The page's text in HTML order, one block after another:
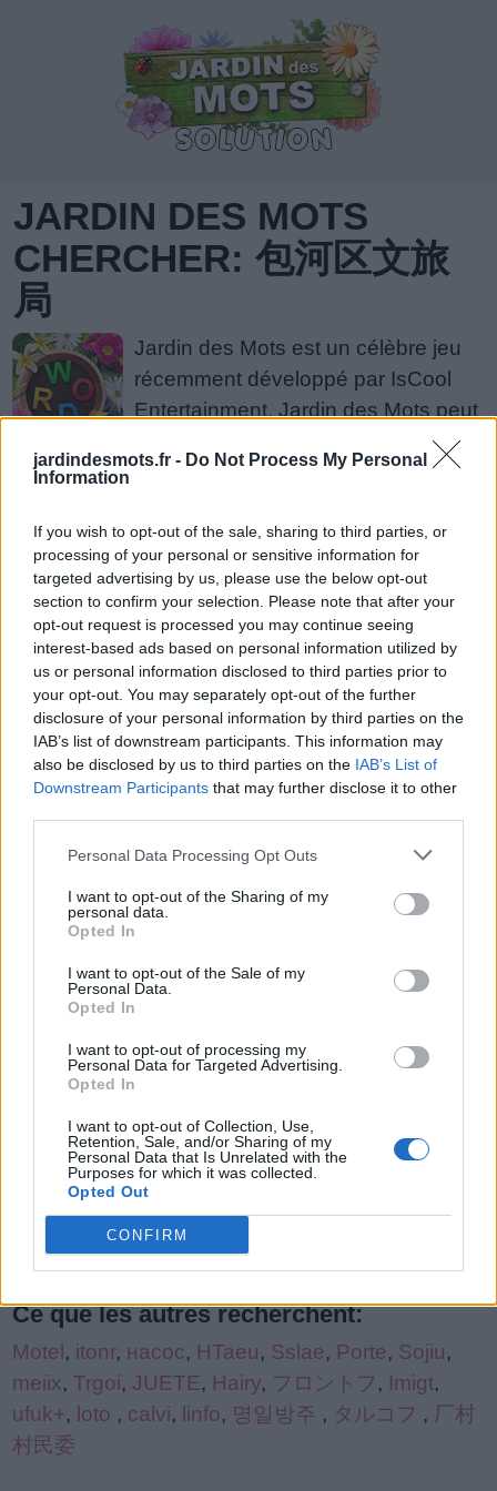
jardindesmots.fr - Do Not Process My Personal
Information
If you wish to opt-out of the sale, sharing to third parties, or
processing of your personal or sensitive information for
targeted advertising by us, please use the below opt-out
section to confirm your selection. Please note that after your
opt-out request is processed you may continue seeing
interest-based ads based on personal information utilized by
us or personal information disclosed to third parties prior to
your opt-out. You may separately opt-out of the further
disclosure of your personal information by third parties on the
IAB’s list of downstream participants. This information may
also be disclosed by us to third parties on the IAB’s List of
Downstream Participants that may further disclose it to other
Personal Data Processing Opt Outs
I want to opt-out of the Sharing of my
personal data.
Opted In
I want to opt-out of the Sale of my
Personal Data.
Opted In
I want to opt-out of processing my
Personal Data for Targeted Advertising.
Opted In
I want to opt-out of Collection, Use,
Retention, Sale, and/or Sharing of my
Personal Data that Is Unrelated with the
Purposes for which it was collected.
Opted Out
CONFIRM
JARDIN DES MOTS
CHERCHER: 包河区文旅
局
Jardin des Mots est un célèbre jeu
récemment développé par IsCool
Entertainment. Jardin des Mots peut
être considéré comme l'un des jeux
de casse-tête à base de mots les plus populaires.
Mots a beaucoup contribué à sa popularité. S'il
vous plaît soutenir IsCool Entertainment en tant
que développeur de jeux Jardin des Mots en
partageant et noter le jeu avec votre liste d'amis,
plus joueur signifie plus de revenus pour le
développeur alors s'il vous plaît aidez-le à
grandir. Vous ne pouvez toujours pas trouver un
niveau spécifique? Laissez un commentaire ci-
dessous et nous serons plus qu'heureux de vous
Réponses mises à jour: 2026-05-19
Entrez toutes les lettres de puzzle:
Entrez
toutes
puzzle:
moyenne:3,30de 5
Ce que les autres recherchent:
Motel, itonr, насос, HTaeu, Sslae, Porte, Sojiu,
meiix, Trgoi, JUETE, Hairy, フロントフ , Imigt,
ufuk+, loto , calvi, linfo, 명일방주 , タルコフ , 厂村
村民委